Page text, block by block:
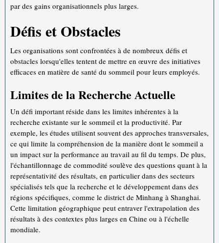
par des gains organisationnels plus larges.
Défis et Obstacles
Les organisations sont confrontées à de nombreux défis et
obstacles lorsqu'elles tentent de mettre en œuvre des initiatives
efficaces en matière de santé du sommeil pour leurs employés.
Limites de la Recherche Actuelle
Un défi important réside dans les limites inhérentes à la
recherche existante sur le sommeil et la productivité. Par
exemple, les études utilisent souvent des approches transversales,
ce qui limite la compréhension de la manière dont le sommeil a
un impact sur la performance au travail au fil du temps. De plus,
l'échantillonnage de commodité soulève des questions quant à la
représentativité des résultats, en particulier dans des secteurs
spécialisés tels que la recherche et le développement dans des
régions spécifiques, comme le district de Minhang à Shanghai.
Cette limitation géographique peut entraver l'extrapolation des
résultats à des contextes plus larges en Chine ou à l'échelle
mondiale.